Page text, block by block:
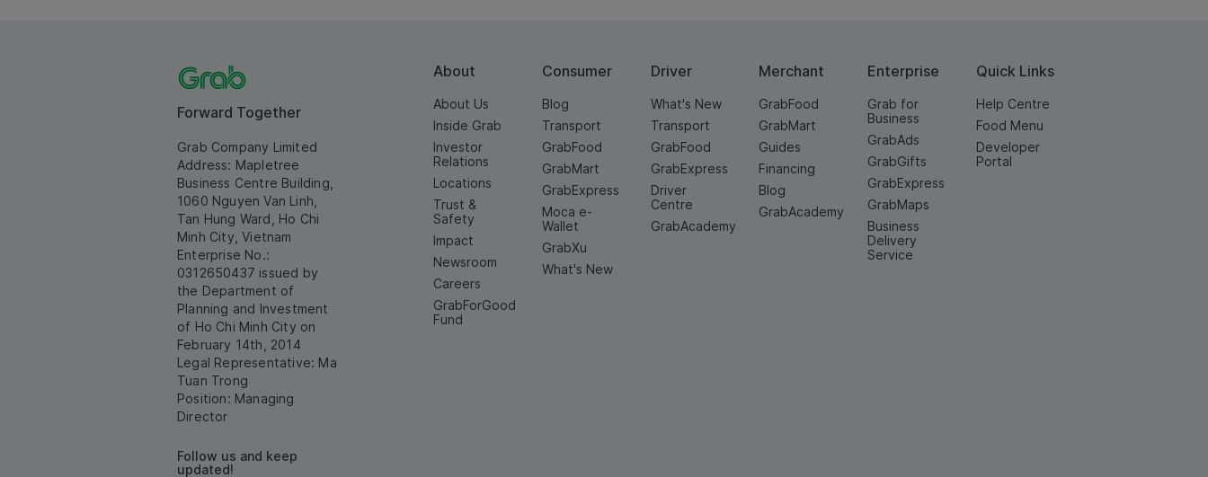
Forward Together
Grab Company Limited
Address: Mapletree
Business Centre Building,
1060 Nguyen Van Linh,
Tan Hung Ward, Ho Chi
Minh City, Vietnam
Enterprise No.:
0312650437 issued by
the Department of
Planning and Investment
of Ho Chi Minh City on
February 14th, 2014
Legal Representative: Ma
Tuan Trong
Position: Managing
Director
Follow us and keep
updated!
About
About Us
Inside Grab
Investor
Relations
Locations
Trust &
Safety
Impact
Newsroom
Careers
GrabForGood
Fund
Consumer
Blog
Transport
GrabFood
GrabMart
GrabExpress
Moca e-
Wallet
GrabXu
What's New
Driver
What's New
Transport
GrabFood
GrabExpress
Driver
Centre
GrabAcademy
Merchant
GrabFood
GrabMart
Guides
Financing
Blog
GrabAcademy
Enterprise
Grab for
Business
GrabAds
GrabGifts
GrabExpress
GrabMaps
Business
Delivery
Service
Quick Links
Help Centre
Food Menu
Developer
Portal